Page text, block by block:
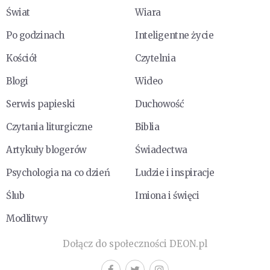
Świat
Wiara
Po godzinach
Inteligentne życie
Kościół
Czytelnia
Blogi
Wideo
Serwis papieski
Duchowość
Czytania liturgiczne
Biblia
Artykuły blogerów
Świadectwa
Psychologia na co dzień
Ludzie i inspiracje
Ślub
Imiona i święci
Modlitwy
Dołącz do społeczności DEON.pl